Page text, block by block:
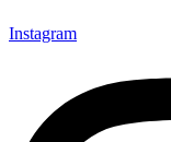
Instagram